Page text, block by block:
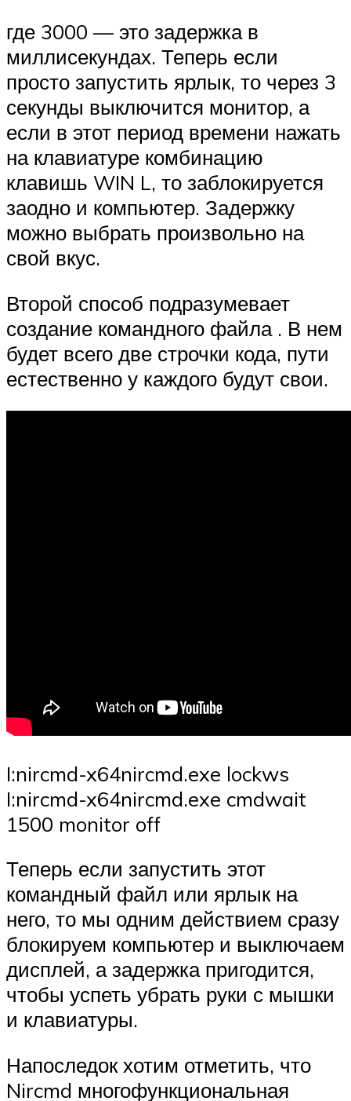
где 3000 — это задержка в
миллисекундах. Теперь если
просто запустить ярлык, то через 3
секунды выключится монитор, а
если в этот период времени нажать
на клавиатуре комбинацию
клавишь WIN L, то заблокируется
заодно и компьютер. Задержку
можно выбрать произвольно на
свой вкус.
Второй способ подразумевает
создание командного файла . В нем
будет всего две строчки кода, пути
естественно у каждого будут свои.
I:nircmd-x64nircmd.exe lockws
I:nircmd-x64nircmd.exe cmdwait
1500 monitor off
Теперь если запустить этот
командный файл или ярлык на
него, то мы одним действием сразу
блокируем компьютер и выключаем
дисплей, а задержка пригодится,
чтобы успеть убрать руки с мышки
и клавиатуры.
Напоследок хотим отметить, что
Nircmd многофункциональная